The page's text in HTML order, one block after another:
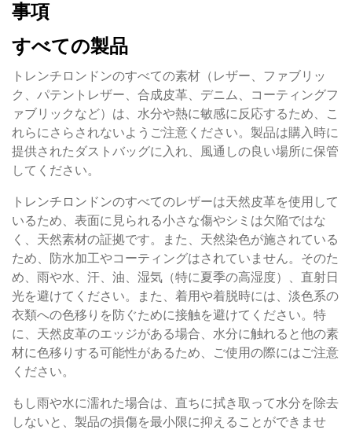
事項
すべての製品
トレンチロンドンのすべての素材（レザー、ファブリッ
ク、パテントレザー、合成皮革、デニム、コーティングフ
ァブリックなど）は、水分や熱に敏感に反応するため、こ
れらにさらされないようご注意ください。製品は購入時に
提供されたダストバッグに入れ、風通しの良い場所に保管
してください。
トレンチロンドンのすべてのレザーは天然皮革を使用して
いるため、表面に見られる小さな傷やシミは欠陥ではな
く、天然素材の証拠です。また、天然染色が施されている
ため、防水加工やコーティングはされていません。そのた
め、雨や水、汗、油、湿気（特に夏季の高湿度）、直射日
光を避けてください。また、着用や着脱時には、淡色系の
衣類への色移りを防ぐために接触を避けてください。特
に、天然皮革のエッジがある場合、水分に触れると他の素
材に色移りする可能性があるため、ご使用の際にはご注意
ください。
もし雨や水に濡れた場合は、直ちに拭き取って水分を除去
しないと、製品の損傷を最小限に抑えることができませ